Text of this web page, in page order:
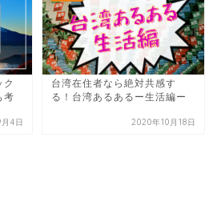
ク
考
4日
台湾在住者なら絶対共感す
る！台湾あるあるー生活編ー
2020年10月18日